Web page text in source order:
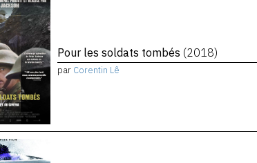
Pour les soldats tombés (2018)
par Corentin Lê